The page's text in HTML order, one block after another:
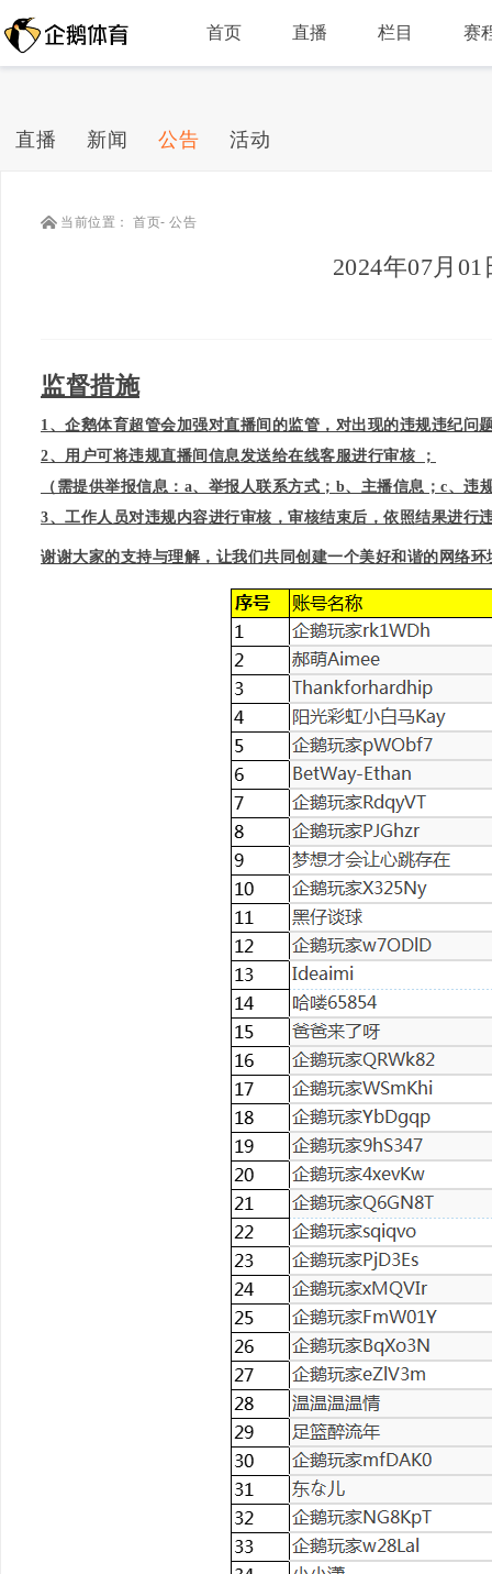
首页 直播 栏目 赛
直播 新闻 公告 活动
当前位置： 首页- 公告
2024年07月
监督措施
1、企鹅体育超管会加强对直播间的监管，对出现的违规违纪问
2、用户可将违规直播间信息发送给在线客服进行审核 ；
（需提供举报信息： a、举报人联系方式； b、主播信息； c、违
3、工作人员对违规内容进行审核，审核结束后，依照结果进行
谢谢大家的支持与理解，让我们共同创建一个美好和谐的网络